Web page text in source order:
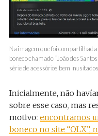
Na imagem que foi compartilhada
boneco chamado “João dos
série de acessórios bem
Inicialmente, não
sobre esse caso, mas
motivo: encontramos
boneco no site “OLX”,